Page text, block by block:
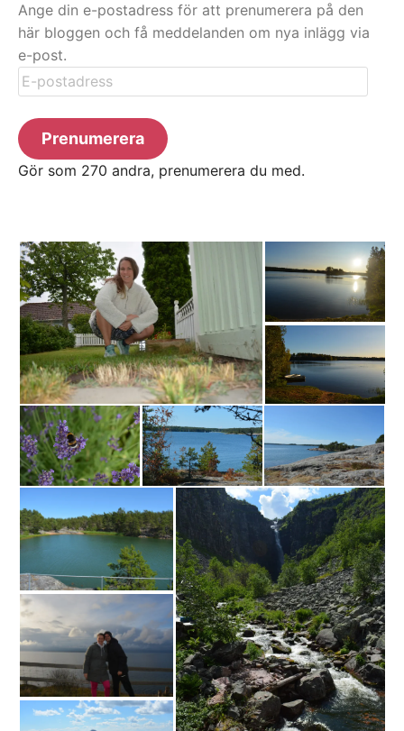
Ange din e-postadress för att prenumerera på den
här bloggen och få meddelanden om nya inlägg via
e-post.
E-
postadress
Prenumerera
Gör som 270 andra, prenumerera du med.